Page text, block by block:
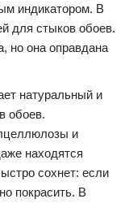
индикатором. В
для стыков обоев.
но она оправдана
натуральный и
обоев.
и
находятся
сохнет: если
покрасить. В